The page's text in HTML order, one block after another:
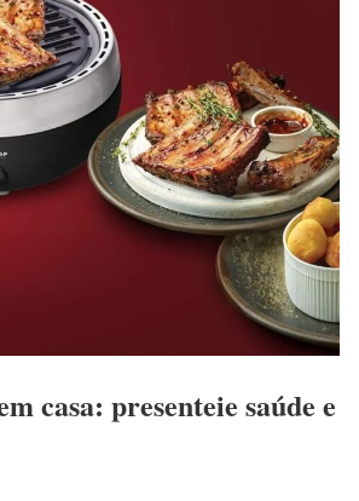
casa: presenteie saúde e